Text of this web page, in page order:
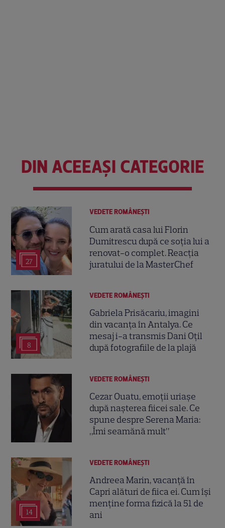
DIN ACEEAȘI CATEGORIE
27
VEDETE ROMÂNEŞTI
Cum arată casa lui Florin
Dumitrescu după ce soția lui a
renovat-o complet. Reacția
juratului de la MasterChef
8
VEDETE ROMÂNEŞTI
Gabriela Prisăcariu, imagini
din vacanța în Antalya. Ce
mesaj i-a transmis Dani Oțil
după fotografiile de la plajă
VEDETE ROMÂNEŞTI
Cezar Ouatu, emoții uriașe
după nașterea fiicei sale. Ce
spune despre Serena Maria:
„Îmi seamănă mult”
14
VEDETE ROMÂNEŞTI
Andreea Marin, vacanță în
Capri alături de fiica ei. Cum își
menține forma fizică la 51 de
ani